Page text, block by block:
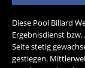
Diese Pool Billard
Ergebnisdienst
Seite stetig
gestiegen.